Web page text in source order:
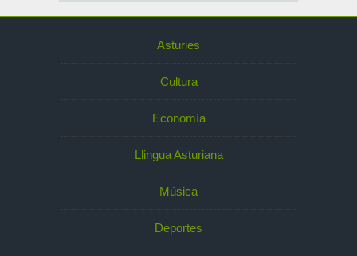
Asturies
Cultura
Economía
Llingua Asturiana
Música
Deportes